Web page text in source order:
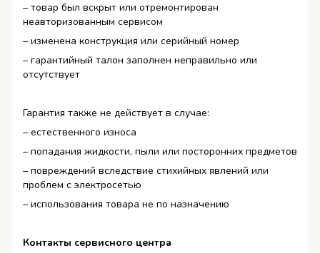
– товар был вскрыт или отремонтирован
неавторизованным сервисом
– изменена конструкция или серийный номер
– гарантийный талон заполнен неправильно или
отсутствует
Гарантия также не действует в случае:
– естественного износа
– попадания жидкости, пыли или посторонних предметов
– повреждений вследствие стихийных явлений или
проблем с электросетью
– использования товара не по назначению
Контакты сервисного центра